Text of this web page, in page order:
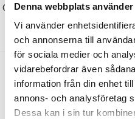
Denna webbplats
Vi använder
och annonserna till
för sociala medier och
vidarebefordrar även
information från din enhet
annons- och analysföretag
Dessa kan i sin tur
Colette Bordslampa ATD6 White & Black
3725 kr 2980 kr
Andra